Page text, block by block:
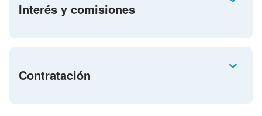
Interés y comisiones
Contratación